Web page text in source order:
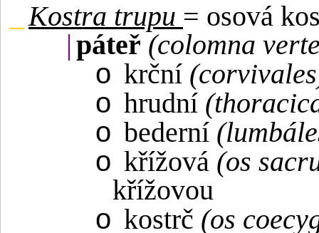
Kostra trupu = osová
| páteř (colomna
o krční
o hrudní
o bederní
o křížová (os
křížovou
o kostrč (os